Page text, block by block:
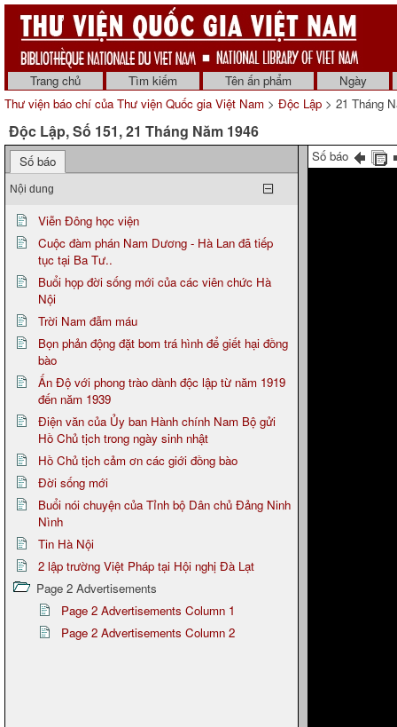
Trang chủ Tìm kiếm Tên ấn phẩm
Ngày
Thư viện báo chí của Thư viện Quốc gia Việt Nam > Độc Lập > 21 Tháng
Độc Lập, Số 151, 21 Tháng Năm 1946
Số báo
Nội dung
Viễn Đông học viện
Cuộc đàm phán Nam Dương - Hà Lan đã tiếp
tục tại Ba Tư..
Buổi họp đời sống mới của các viên chức Hà
Nội
Trời Nam đẫm máu
Bọn phản động đặt bom trá hình để giết hại đồng
bào
Ấn Độ với phong trào dành độc lập từ năm 1919
đến năm 1939
Điện văn của Ủy ban Hành chính Nam Bộ gửi
Hồ Chủ tịch trong ngày sinh nhật
Hồ Chủ tịch cảm ơn các giới đồng bào
Đời sống mới
Buổi nói chuyện của Tỉnh bộ Dân chủ Đảng Ninh
Nình
Tin Hà Nội
2 lập trường Việt Pháp tại Hội nghị Đà Lạt
Page 2 Advertisements
Page 2 Advertisements Column 1
Page 2 Advertisements Column 2
Số báo